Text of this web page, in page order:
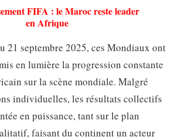
FIFA : le Maroc reste leader
en Afrique
21 septembre 2025, ces Mondiaux ont
en lumière la progression constante
sur la scène mondiale. Malgré
individuelles, les résultats collectifs
en puissance, tant sur le plan
faisant du continent un acteur